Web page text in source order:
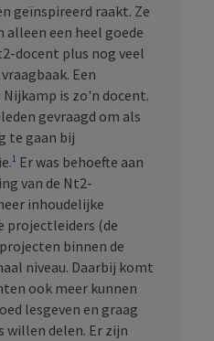
geïnspireerd raakt. Ze
een heel goede
docent plus nog veel
Een
is zo'n docent.
gevraagd om als
te gaan bij
1 Er was behoefte aan
van de Nt2-
inhoudelijke
projectleiders (de
binnen de
niveau. Daarbij komt
ook meer kunnen
lesgeven en graag
willen delen. Er zijn